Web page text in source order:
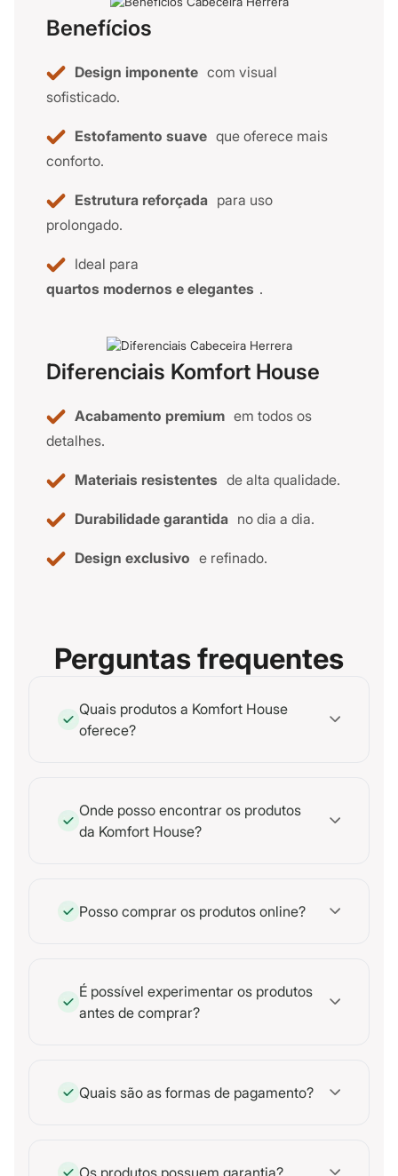
Benefícios
Design imponente com visual
sofisticado.
Estofamento suave que oferece mais
conforto.
Estrutura reforçada para uso
prolongado.
Ideal para
quartos modernos e elegantes .
Diferenciais Komfort House
Acabamento premium em todos os
detalhes.
Materiais resistentes de alta qualidade.
Durabilidade garantida no dia a dia.
Design exclusivo e refinado.
Perguntas frequentes
Quais produtos a Komfort House
oferece?
Onde posso encontrar os produtos
da Komfort House?
Posso comprar os produtos online?
É possível experimentar os produtos
antes de comprar?
Quais são as formas de pagamento?
Os produtos possuem garantia?